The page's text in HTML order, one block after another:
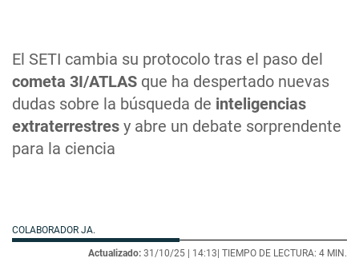
El SETI cambia su protocolo tras el paso del
cometa 3I/ATLAS que ha despertado nuevas
dudas sobre la búsqueda de inteligencias
extraterrestres y abre un debate sorprendente
para la ciencia
COLABORADOR JA.
Actualizado: 31/10/25 | 14:13| TIEMPO DE LECTURA: 4 MIN.